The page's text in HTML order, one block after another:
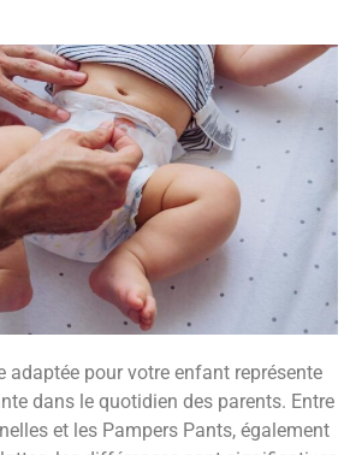
adaptée pour votre enfant représente
dans le quotidien des parents. Entre
et les Pampers Pants, également